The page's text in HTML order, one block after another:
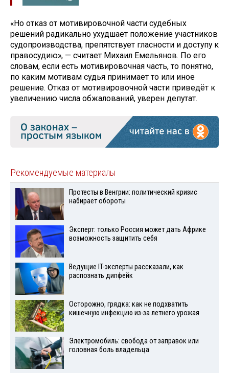
«Но отказ от мотивировочной части судебных
решений радикально ухудшает положение участников
судопроизводства, препятствует гласности и доступу к
правосудию», — считает Михаил Емельянов. По его
словам, если есть мотивировочная часть, то понятно,
по каким мотивам судья принимает то или иное
решение. Отказ от мотивировочной части приведёт к
увеличению числа обжалований, уверен депутат.
Рекомендуемые материалы
Протесты в Венгрии: политический кризис
набирает обороты
Эксперт: только Россия может дать Африке
возможность защитить себя
Ведущие IT-эксперты рассказали, как
распознать дипфейк
Осторожно, грядка: как не подхватить
кишечную инфекцию из-за летнего урожая
Электромобиль: свобода от заправок или
головная боль владельца